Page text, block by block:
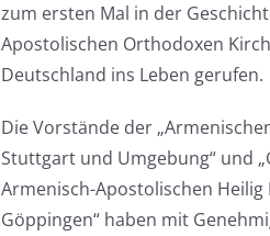
zum ersten Mal in der
Apostolischen Orthodoxen
Deutschland ins Leben gerufen.
Die Vorstände der
Stuttgart und Umgebung“ und
Armenisch-Apostolischen Heilig
Göppingen“ haben mit